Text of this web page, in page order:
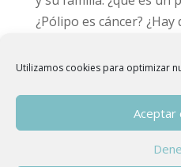
Utilizamos cookies para optimizar
Aceptar
¿Pólipo es cáncer?
de Hidroterapia de